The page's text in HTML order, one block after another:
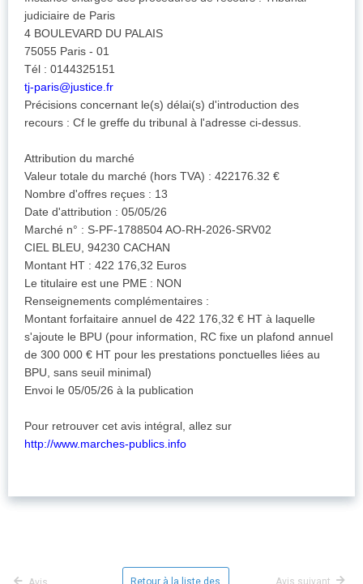
judiciaire de Paris
4 BOULEVARD DU PALAIS
75055 Paris - 01
Tél : 0144325151
tj-paris@justice.fr
Précisions concernant le(s) délai(s) d'introduction des
recours : Cf le greffe du tribunal à l'adresse ci-dessus.
Attribution du marché
Valeur totale du marché (hors TVA) : 422176.32 €
Nombre d'offres reçues : 13
Date d'attribution : 05/05/26
Marché n° : S-PF-1788504 AO-RH-2026-SRV02
CIEL BLEU, 94230 CACHAN
Montant HT : 422 176,32 Euros
Le titulaire est une PME : NON
Renseignements complémentaires :
Montant forfaitaire annuel de 422 176,32 € HT à laquelle
s'ajoute le BPU (pour information, RC fixe un plafond annuel
de 300 000 € HT pour les prestations ponctuelles liées au
BPU, sans seuil minimal)
Envoi le 05/05/26 à la publication
Pour retrouver cet avis intégral, allez sur
http://www.marches-publics.info